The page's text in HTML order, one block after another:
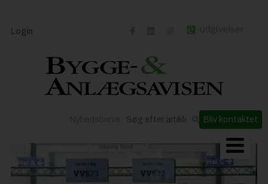
Login
Bliv kontaktet
Byggeriets udvikling
Materialer og løsninger